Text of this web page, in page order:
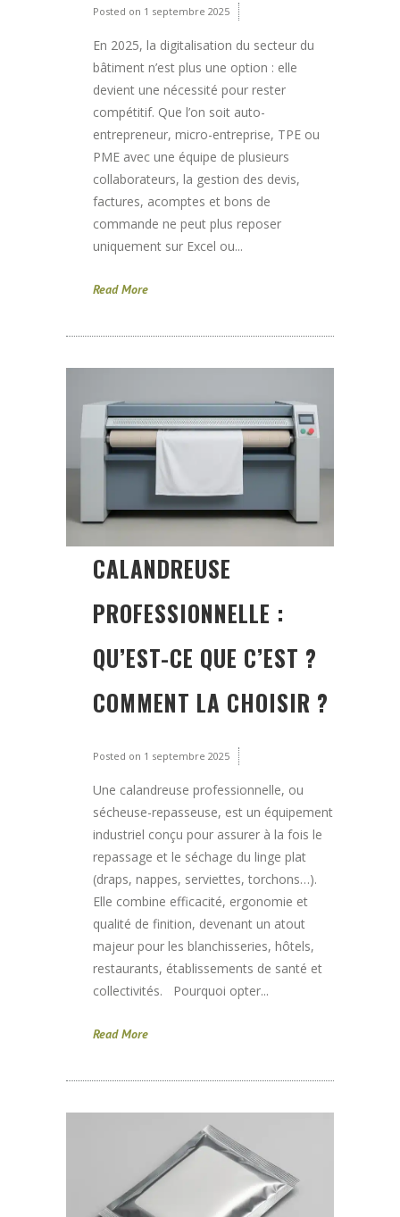
Posted on 1 septembre 2025
En 2025, la digitalisation du secteur du
bâtiment n’est plus une option : elle
devient une nécessité pour rester
compétitif. Que l’on soit auto-
entrepreneur, micro-entreprise, TPE ou
PME avec une équipe de plusieurs
collaborateurs, la gestion des devis,
factures, acomptes et bons de
commande ne peut plus reposer
uniquement sur Excel ou...
Read More
CALANDREUSE
PROFESSIONNELLE :
QU’EST-CE QUE C’EST ?
COMMENT LA CHOISIR ?
Posted on 1 septembre 2025
Une calandreuse professionnelle, ou
sécheuse-repasseuse, est un équipement
industriel conçu pour assurer à la fois le
repassage et le séchage du linge plat
(draps, nappes, serviettes, torchons…).
Elle combine efficacité, ergonomie et
qualité de finition, devenant un atout
majeur pour les blanchisseries, hôtels,
restaurants, établissements de santé et
collectivités. Pourquoi opter...
Read More